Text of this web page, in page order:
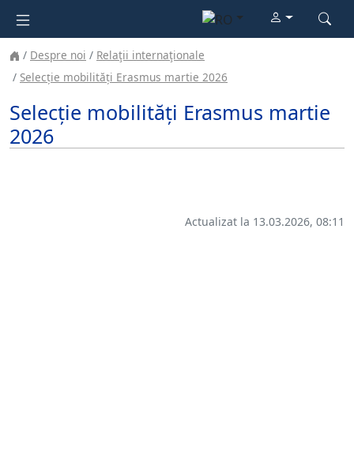
Despre noi
Relaţii internaţionale
Selecție mobilități Erasmus martie 2026
Selecție mobilități Erasmus martie
2026
Actualizat la 13.03.2026, 08:11